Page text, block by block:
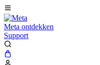
Meta ontdekken
Support